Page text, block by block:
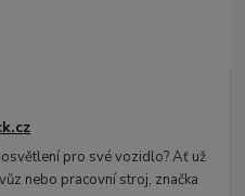
pro své vozidlo? Ať už
nebo pracovní stroj, značka